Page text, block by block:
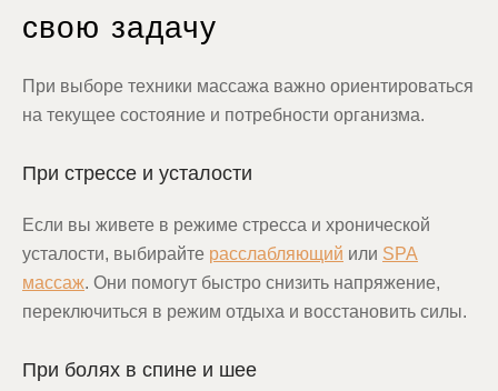
свою задачу
При выборе техники массажа важно ориентироваться
на текущее состояние и потребности организма.
При стрессе и усталости
Если вы живете в режиме стресса и хронической
усталости, выбирайте расслабляющий или SPA
массаж. Они помогут быстро снизить напряжение,
переключиться в режим отдыха и восстановить силы.
При болях в спине и шее